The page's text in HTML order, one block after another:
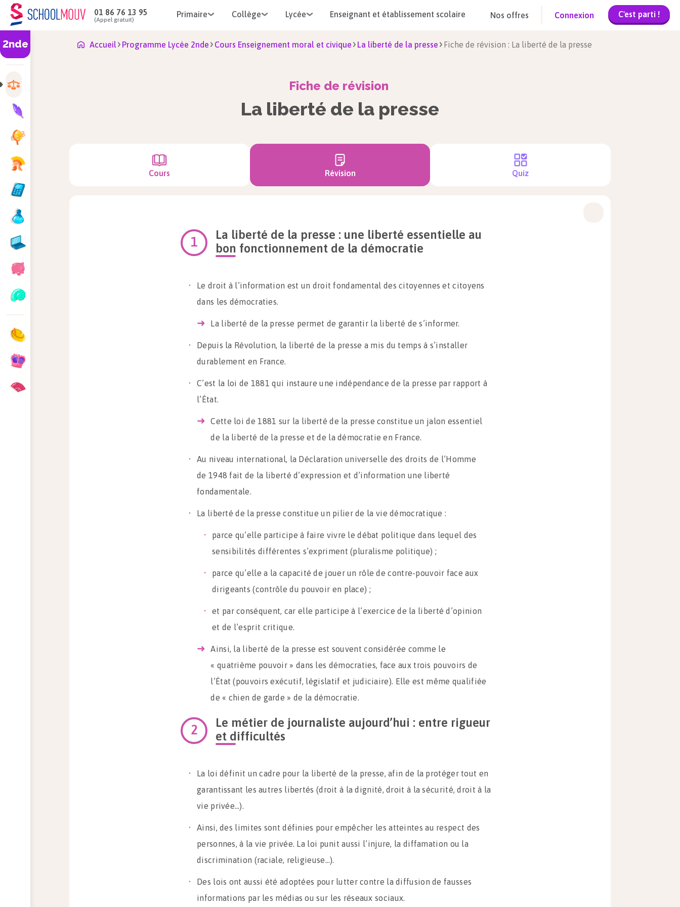
01 86 76 13 95
(Appel gratuit)
Primaire Collège Lycée Enseignant et établissement scolaire Nos offres Connexion C'est parti !
2nde Accueil Programme Lycée 2nde Cours Enseignement moral et civique La liberté de la presse Fiche de révision : La liberté de la presse
Fiche de révision
La liberté de la presse
Cours Révision Quiz
La liberté de la presse : une liberté essentielle au
bon fonctionnement de la démocratie
Le droit à l’information est un droit fondamental des citoyennes et citoyens
dans les démocraties.
La liberté de la presse permet de garantir la liberté de s’informer.
Depuis la Révolution, la liberté de la presse a mis du temps à s’installer
durablement en France.
C’est la loi de 1881 qui instaure une indépendance de la presse par rapport à
l’État.
Cette loi de 1881 sur la liberté de la presse constitue un jalon essentiel
de la liberté de la presse et de la démocratie en France.
Au niveau international, la Déclaration universelle des droits de l’Homme
de 1948 fait de la liberté d’expression et d’information une liberté
fondamentale.
La liberté de la presse constitue un pilier de la vie démocratique :
parce qu’elle participe à faire vivre le débat politique dans lequel des
sensibilités différentes s’expriment (pluralisme politique) ;
parce qu’elle a la capacité de jouer un rôle de contre-pouvoir face aux
dirigeants (contrôle du pouvoir en place) ;
et par conséquent, car elle participe à l’exercice de la liberté d’opinion
et de l’esprit critique.
Ainsi, la liberté de la presse est souvent considérée comme le
« quatrième pouvoir » dans les démocraties, face aux trois pouvoirs de
l’État (pouvoirs exécutif, législatif et judiciaire). Elle est même qualifiée
de « chien de garde » de la démocratie.
Le métier de journaliste aujourd’hui : entre rigueur
et difficultés
La loi définit un cadre pour la liberté de la presse, afin de la protéger tout en
garantissant les autres libertés (droit à la dignité, droit à la sécurité, droit à la
vie privée…).
Ainsi, des limites sont définies pour empêcher les atteintes au respect des
personnes, à la vie privée. La loi punit aussi l’injure, la diffamation ou la
discrimination (raciale, religieuse…).
Des lois ont aussi été adoptées pour lutter contre la diffusion de fausses
informations par les médias ou sur les réseaux sociaux.